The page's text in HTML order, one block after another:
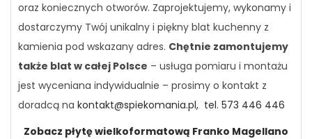
oraz koniecznych otworów. Zaprojektujemy, wykonamy i
dostarczymy Twój unikalny i piękny blat kuchenny z
kamienia pod wskazany adres. Chętnie zamontujemy
także blat w całej Polsce – usługa pomiaru i montażu
jest wyceniana indywidualnie – prosimy o kontakt z
doradcą na kontakt@spiekomania.pl, tel. 573 446 446
Zobacz płytę wielkoformatową Franko Magellano